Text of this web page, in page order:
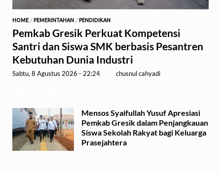
HOME/ PEMERINTAHAN / PENDIDIKAN
Pemkab Gresik Perkuat Kompetensi
Santri dan Siswa SMK berbasis Pesantren
Kebutuhan Dunia Industri
Sabtu, 8 Agustus 2026 - 22:24 chusnul cahyadi
Mensos Syaifullah Yusuf Apresiasi
Pemkab Gresik dalam Penjangkauan
Siswa Sekolah Rakyat bagi Keluarga
Prasejahtera